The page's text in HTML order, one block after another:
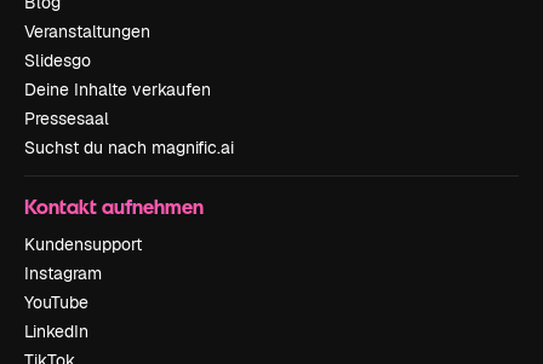
Veranstaltungen
Slidesgo
Deine Inhalte verkaufen
Pressesaal
Suchst du nach magnific.ai
Kontakt aufnehmen
Kundensupport
Instagram
YouTube
LinkedIn